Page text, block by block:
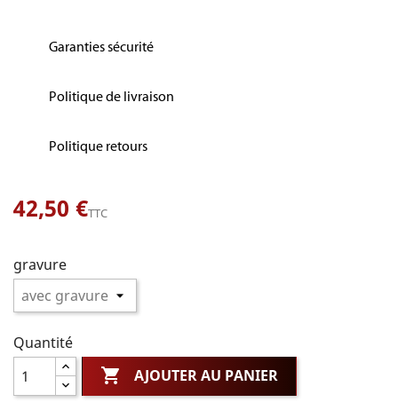
Garanties sécurité
Politique de livraison
Politique retours
42,50 €TTC
gravure
Quantité
 AJOUTER AU PANIER